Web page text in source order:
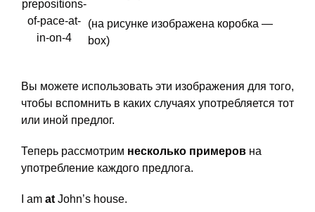
(на рисунке изображена коробка —
box)
Вы можете использовать эти изображения для того,
чтобы вспомнить в каких случаях употребляется тот
или иной предлог.
Теперь рассмотрим несколько примеров на
употребление каждого предлога.
I am at John’s house.